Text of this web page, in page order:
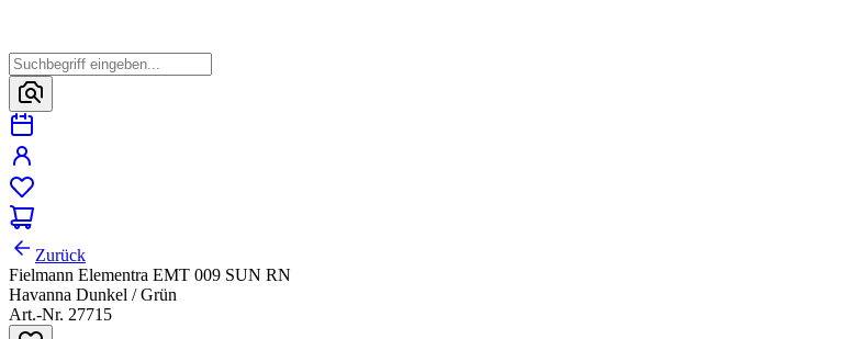
Zurück
Fielmann Elementra EMT 009 SUN RN
Havanna Dunkel / Grün
Art.-Nr. 27715